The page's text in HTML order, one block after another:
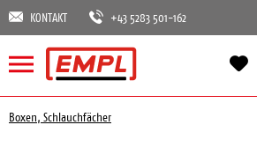
KONTAKT +43 5283 501-162
Boxen, Schlauchfächer